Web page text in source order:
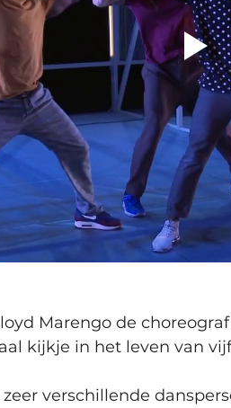
Marengo de
kijkje in het leven van
verschillende